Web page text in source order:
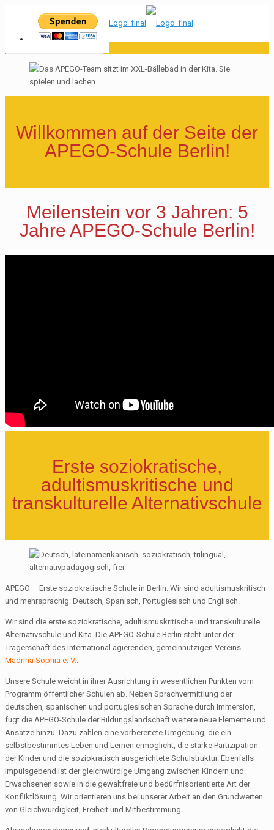
Willkommen auf der Seite der
APEGO-Schule Berlin!
Meilenstein vor 3 Jahren: 5
Jahre APEGO-Schule Berlin!
Erste soziokratische,
adultismuskritische und
transkulturelle Alternativschule
APEGO – Erste soziokratische Schule in Berlin. Wir sind adultismuskritisch
und mehrsprachig: Deutsch, Spanisch, Portugiesisch und Englisch.
Wir sind die erste soziokratische, adultismuskritische und transkulturelle
Alternativschule und Kita. Die APEGO-Schule Berlin steht unter der
Trägerschaft des international agierenden, gemeinnützigen Vereins
Madrina Sophia e. V..
Unsere Schule weicht in ihrer Ausrichtung in wesentlichen Punkten vom
Programm öffentlicher Schulen ab. Neben Sprachvermittlung der
deutschen, spanischen und portugiesischen Sprache durch Immersion,
fügt die APEGO-Schule der Bildungslandschaft weitere neue Elemente und
Ansätze hinzu. Dazu zählen eine vorbereitete Umgebung, die ein
selbstbestimmtes Leben und Lernen ermöglicht, die starke Partizipation
der Kinder und die soziokratisch ausgerichtete Schulstruktur. Ebenfalls
impulsgebend ist der gleichwürdige Umgang zwischen Kindern und
Erwachsenen sowie in die gewaltfreie und bedürfnisorientierte Art der
Konfliktlösung. Wir orientieren uns bei unserer Arbeit an den Grundwerten
von Gleichwürdigkeit, Freiheit und Mitbestimmung.